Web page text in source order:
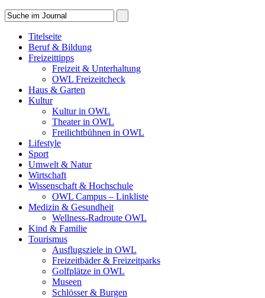
Titelseite
Beruf & Bildung
Freizeittipps
Freizeit & Unterhaltung
OWL Freizeitcheck
Haus & Garten
Kultur
Kultur in OWL
Theater in OWL
Freilichtbühnen in OWL
Lifestyle
Sport
Umwelt & Natur
Wirtschaft
Wissenschaft & Hochschule
OWL Campus – Linkliste
Medizin & Gesundheit
Wellness-Radroute OWL
Kind & Familie
Tourismus
Ausflugsziele in OWL
Freizeitbäder & Freizeitparks
Golfplätze in OWL
Museen
Schlösser & Burgen